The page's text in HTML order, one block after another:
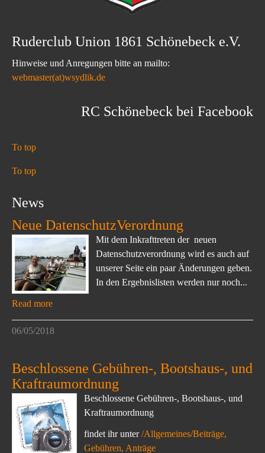
Ruderclub Union 1861 Schönebeck e.V.
Hinweise und Anregungen bitte an mailto:
webmaster(at)wsydlik.de
RC Schönebeck bei Facebook
To top
To top
News
Neue DatenschutzVerordnung
Mit dem Inkrafttreten der neuen
Datenschutzverordnung wird es auch auf
unserer Seite ein paar Änderungen geben.
In den Ergebnislisten werden nur noch...
Read more
06/05/2018
Beschlossene Gebühren-, Bootshaus-, und
Kraftraumordnung
Beschlossene Gebühren-, Bootshaus-, und
Kraftraumordnung
findet ihr unter/Allgemeines/Beiträge,
Gebühren, Anträge